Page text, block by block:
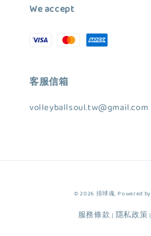
We accept
客服信箱
volleyballsoul.tw@gmail.com
© 2026 排球魂. Powered by
服務條款 | 隱私政策 |